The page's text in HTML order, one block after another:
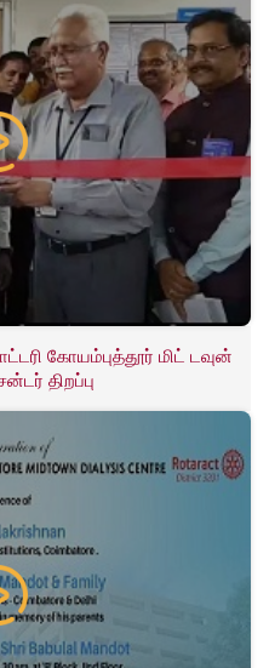
கோயம்புத்தூர் மிட் டவுன்
திறப்பு